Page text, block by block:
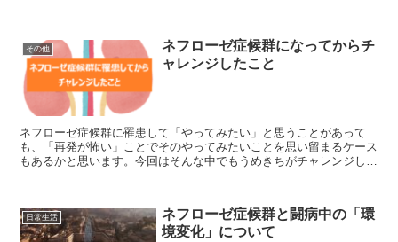
その他
ネフローゼ症候群になってからチ
ャレンジしたこと
ネフローゼ症候群に罹患して「やってみたい」と思うことがあって
も、「再発が怖い」ことでそのやってみたいことを思い留まるケース
もあるかと思います。今回はそんな中でもうめきちがチャレンジして
日常生活
ネフローゼ症候群と闘病中の「環
境変化」について